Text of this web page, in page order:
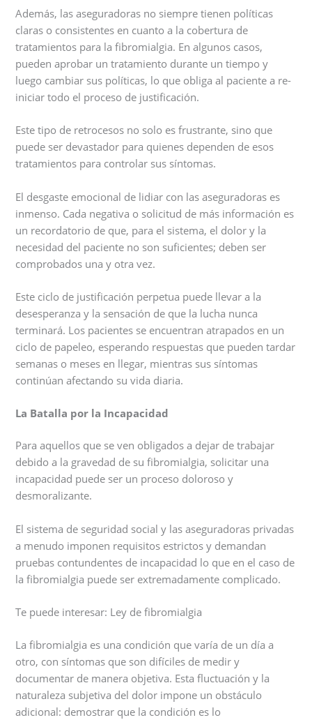
Además, las aseguradoras no siempre tienen políticas
claras o consistentes en cuanto a la cobertura de
tratamientos para la fibromialgia. En algunos casos,
pueden aprobar un tratamiento durante un tiempo y
luego cambiar sus políticas, lo que obliga al paciente a re-
iniciar todo el proceso de justificación.
Este tipo de retrocesos no solo es frustrante, sino que
puede ser devastador para quienes dependen de esos
tratamientos para controlar sus síntomas.
El desgaste emocional de lidiar con las aseguradoras es
inmenso. Cada negativa o solicitud de más información es
un recordatorio de que, para el sistema, el dolor y la
necesidad del paciente no son suficientes; deben ser
comprobados una y otra vez.
Este ciclo de justificación perpetua puede llevar a la
desesperanza y la sensación de que la lucha nunca
terminará. Los pacientes se encuentran atrapados en un
ciclo de papeleo, esperando respuestas que pueden tardar
semanas o meses en llegar, mientras sus síntomas
continúan afectando su vida diaria.
La Batalla por la Incapacidad
Para aquellos que se ven obligados a dejar de trabajar
debido a la gravedad de su fibromialgia, solicitar una
incapacidad puede ser un proceso doloroso y
desmoralizante.
El sistema de seguridad social y las aseguradoras privadas
a menudo imponen requisitos estrictos y demandan
pruebas contundentes de incapacidad lo que en el caso de
la fibromialgia puede ser extremadamente complicado.
Te puede interesar: Ley de fibromialgia
La fibromialgia es una condición que varía de un día a
otro, con síntomas que son difíciles de medir y
documentar de manera objetiva. Esta fluctuación y la
naturaleza subjetiva del dolor impone un obstáculo
adicional: demostrar que la condición es lo